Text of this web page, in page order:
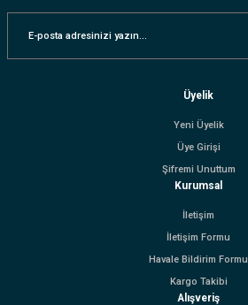
Üyelik
Yeni Üyelik
Üye Girişi
Şifremi Unuttum
Kurumsal
İletişim
İletişim Formu
Havale Bildirim Formu
Kargo Takibi
Alışveriş